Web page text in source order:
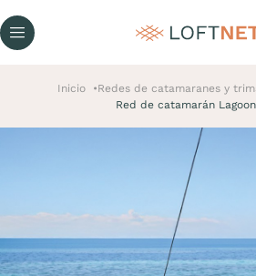
Inicio Redes de catamaranes y
Red de catamarán